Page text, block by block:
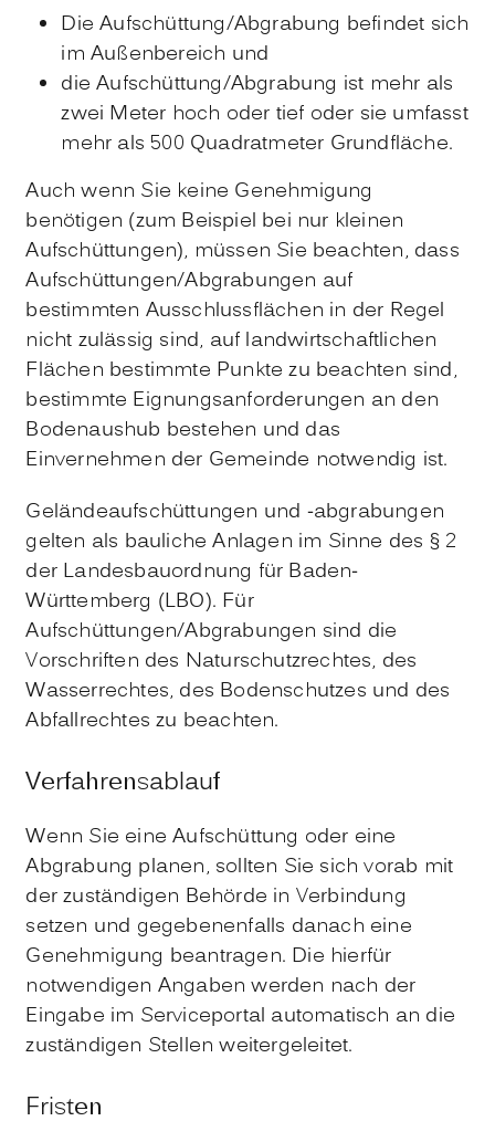
Die Aufschüttung/Abgrabung befindet sich
im Außenbereich und
die Aufschüttung/Abgrabung ist mehr als
zwei Meter hoch oder tief oder sie umfasst
mehr als 500 Quadratmeter Grundfläche.
Auch wenn Sie keine Genehmigung
benötigen (zum Beispiel bei nur kleinen
Aufschüttungen), müssen Sie beachten, dass
Aufschüttungen/Abgrabungen auf
bestimmten Ausschlussflächen in der Regel
nicht zulässig sind, auf landwirtschaftlichen
Flächen bestimmte Punkte zu beachten sind,
bestimmte Eignungsanforderungen an den
Bodenaushub bestehen und das
Einvernehmen der Gemeinde notwendig ist.
Geländeaufschüttungen und -abgrabungen
gelten als bauliche Anlagen im Sinne des § 2
der Landesbauordnung für Baden-
Württemberg (LBO). Für
Aufschüttungen/Abgrabungen sind die
Vorschriften des Naturschutzrechtes, des
Wasserrechtes, des Bodenschutzes und des
Abfallrechtes zu beachten.
Verfahrensablauf
Wenn Sie eine Aufschüttung oder eine
Abgrabung planen, sollten Sie sich vorab mit
der zuständigen Behörde in Verbindung
setzen und gegebenenfalls danach eine
Genehmigung beantragen. Die hierfür
notwendigen Angaben werden nach der
Eingabe im Serviceportal automatisch an die
zuständigen Stellen weitergeleitet.
Fristen